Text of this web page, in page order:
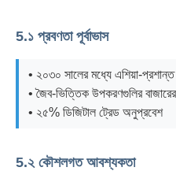
5.১ প্রবণতা পূর্বাভাস
• ২০৩০ সালের মধ্যে এশিয়া-
• জৈব-ভিত্তিক উপকরণগুলির
• ২৫% ডিজিটাল ট্রেড অনুপ্রবেশ
5.২ কৌশলগত আবশ্যকতা